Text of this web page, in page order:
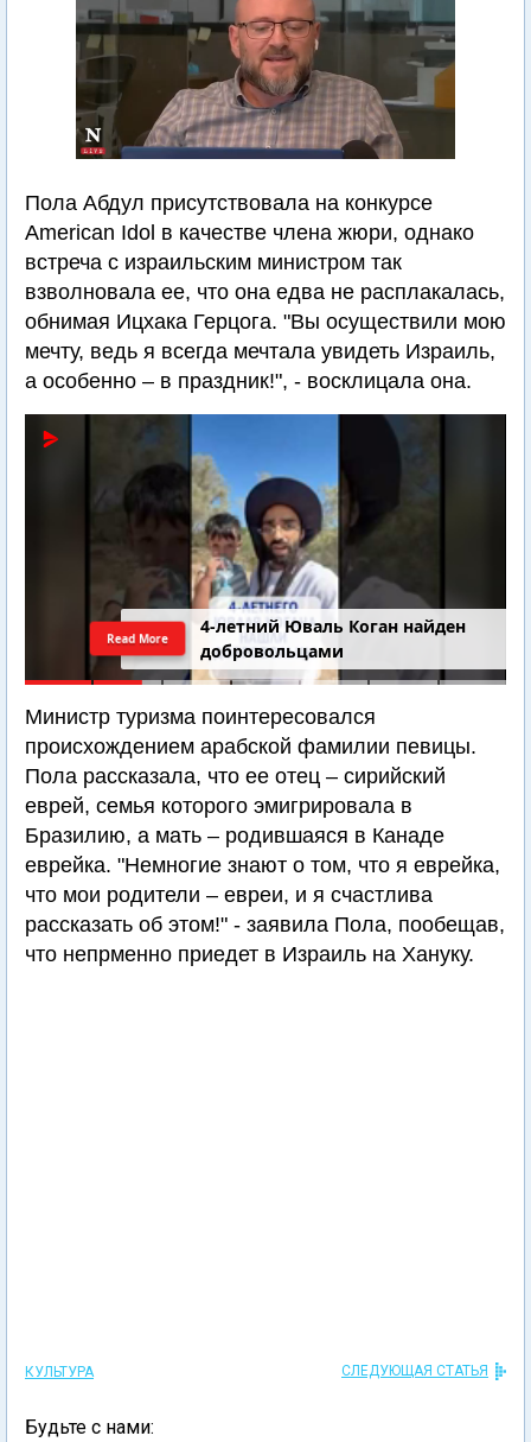
Пола Абдул присутствовала на конкурсе
American Idol в качестве члена жюри, однако
встреча с израильским министром так
взволновала ее, что она едва не расплакалась,
обнимая Ицхака Герцога. "Вы осуществили мою
мечту, ведь я всегда мечтала увидеть Израиль,
а особенно – в праздник!", - восклицала она.
4-летний Юваль Коган найден
добровольцами
Read More
Министр туризма поинтересовался
происхождением арабской фамилии певицы.
Пола рассказала, что ее отец – сирийский
еврей, семья которого эмигрировала в
Бразилию, а мать – родившаяся в Канаде
еврейка. "Немногие знают о том, что я еврейка,
что мои родители – евреи, и я счастлива
рассказать об этом!" - заявила Пола, пообещав,
что непрменно приедет в Израиль на Хануку.
КУЛЬТУРА СЛЕДУЮЩАЯ СТАТЬЯ
Будьте с нами: